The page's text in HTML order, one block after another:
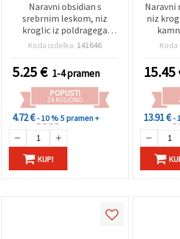
Naravni obsidian s
srebrnim leskom, niz
kroglic iz poldragega
kamna za izdelavo nakita,
Koda izdelka: 141646
5.25€ 1-4 pramen
POPUSTI
ZA KOLIČINO
4.72 €- 10 %5 pramen +
KUPI
Naravni
niz
Koda
15.45
13.91 €-